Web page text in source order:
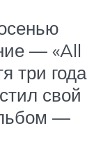
— «All
три года
свой
—